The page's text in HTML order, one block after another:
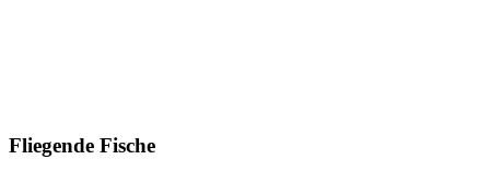
Fliegende Fische